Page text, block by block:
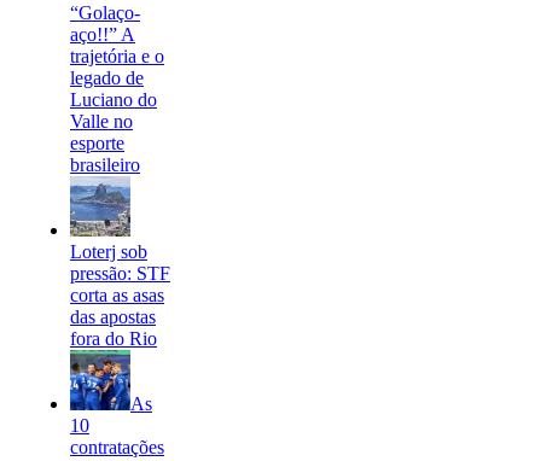
“Golaço-
aço!!” A
trajetória e o
legado de
Luciano do
Valle no
esporte
brasileiro
Loterj sob
pressão: STF
corta as asas
das apostas
fora do Rio
As
10
contratações